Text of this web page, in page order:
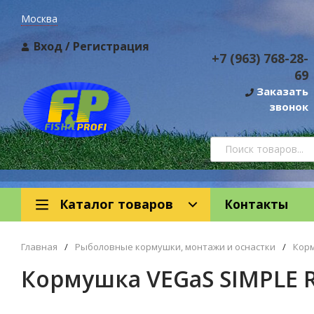
Москва
Вход/ Регистрация
+7 (963) 768-28-
69
Заказать
звонок
Каталог товаров Контакты
Главная / Рыболовные кормушки, монтажи и оснастки /
Кормушка VEGaS SIMPLE